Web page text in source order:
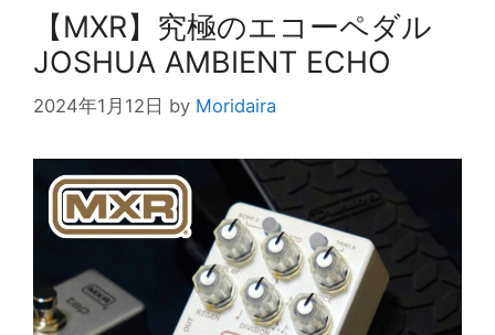
o
k
【MXR】究極のエコーペダル
JOSHUA AMBIENT ECHO
2024年1月12日 by Moridaira